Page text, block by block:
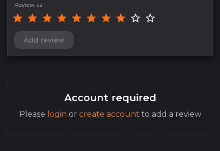
Review as
Add review
Account required
Please login or create account to add a review